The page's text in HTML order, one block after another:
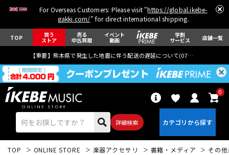
For Overseas Customers: Please visit "https://global.ikebe-
gakki.com/" for direct international shipping.
TOP 買う
ストア
売る
中古買取
イベント
動画
学割
サービス 店舗一覧
【重要】熊本県で発生した地震に伴う配送の遅延について(07月29日
詳細検索
0
TOP ONLINE STORE 楽器アクセサリ 書籍・メディア その